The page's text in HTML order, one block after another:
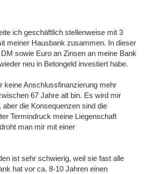
ich geschäftlich stellenweise mit 3
meiner Hausbank zusammen. In dieser
sowie Euro an Zinsen an meine Bank
neu in Betongeld investiert habe.
keine Anschlussfinanzierung mehr
67 Jahre alt bin. Es wird mir
die Konsequenzen sind die
Termindruck meine Liegenschaft
man mir mit einer
ist sehr schwierig, weil sie fast alle
hat vor ca. 8-10 Jahren einen